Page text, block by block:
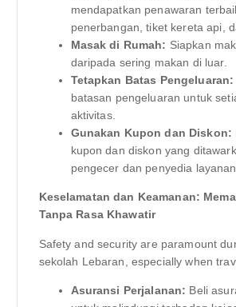
mendapatkan penawaran
penerbangan, tiket kereta api,
Masak di Rumah: Siapkan
daripada sering makan di luar.
Tetapkan Batas Pengeluaran:
batasan pengeluaran untuk
aktivitas.
Gunakan Kupon dan Diskon:
kupon dan diskon yang
pengecer dan penyedia
Keselamatan dan Keamanan:
Tanpa Rasa Khawatir
Safety and security are paramount
sekolah Lebaran, especially when
Asuransi Perjalanan: Beli